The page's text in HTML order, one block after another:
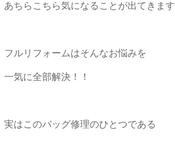
あちらこちら気になることが出てきます
フルリフォームはそんなお悩みを
一気に全部解決！！
実はこのバッグ修理のひとつである